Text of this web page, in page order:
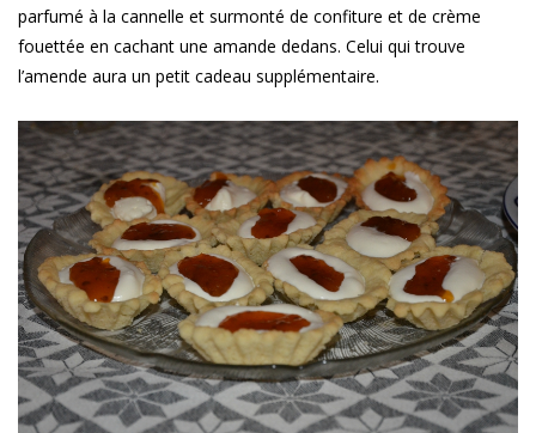
parfumé à la cannelle et surmonté de confiture et de crème
fouettée en cachant une amande dedans. Celui qui trouve
l’amende aura un petit cadeau supplémentaire.